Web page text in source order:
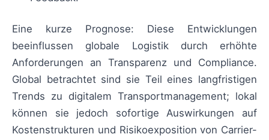
Eine kurze Prognose: Diese Entwicklungen
beeinflussen globale Logistik durch erhöhte
Anforderungen an Transparenz und Compliance.
Global betrachtet sind sie Teil eines langfristigen
Trends zu digitalem Transportmanagement; lokal
können sie jedoch sofortige Auswirkungen auf
Kostenstrukturen und Risikoexposition von Carrier-